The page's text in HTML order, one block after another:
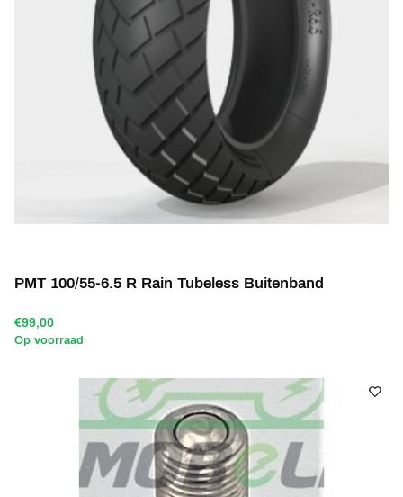
PMT 100/55-6.5 R Rain Tubeless Buitenband
€99,00
Op voorraad